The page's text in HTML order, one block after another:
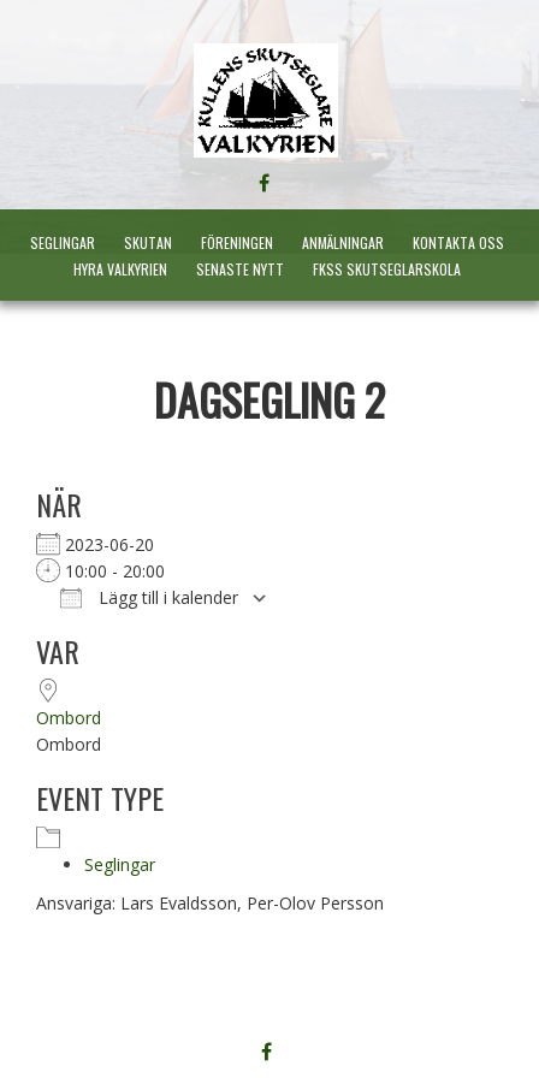
FÖLJ
OSS
PÅ
FACEBOOK
SEGLINGAR SKUTAN FÖRENINGEN ANMÄLNINGAR
KONTAKTA OSS
HYRA VALKYRIEN
SENASTE NYTT FKSS SKUTSEGLARSKOLA
DAGSEGLING 2
NÄR
2023-06-20
10:00 - 20:00
Lägg till i kalender
VAR
Ombord
Ombord
EVENT TYPE
Seglingar
Ansvariga: Lars Evaldsson, Per-Olov Persson
FÖLJ